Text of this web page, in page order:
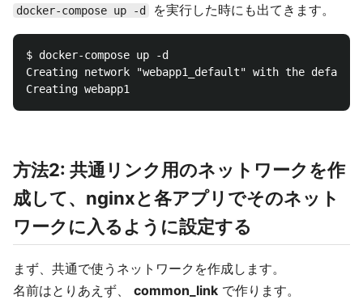
docker-compose up -d を実行した時にも出てきます。
$ docker-compose up -d
Creating network "webapp1_default" with the
方法2: 共通リンク用のネットワークを作
成して、nginxと各アプリでそのネット
ワークに入るように設定する
まず、共通で使うネットワークを作成します。
名前はとりあえず、 common_link で作ります。